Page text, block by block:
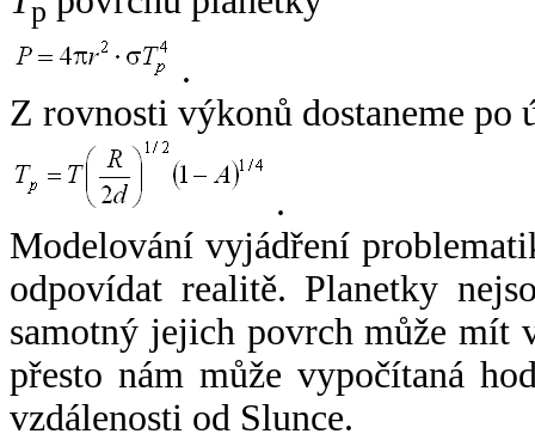
p
.
Z rovnosti výkonů dostaneme po
.
Modelování vyjádření
odpovídat realitě. Planetky
samotný jejich povrch může mít
přesto nám může vypočítaná
vzdálenosti od Slunce.